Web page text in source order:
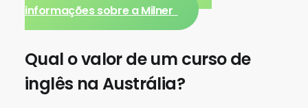
informações sobre a Milner
Qual o valor de um curso de
inglês na Austrália?